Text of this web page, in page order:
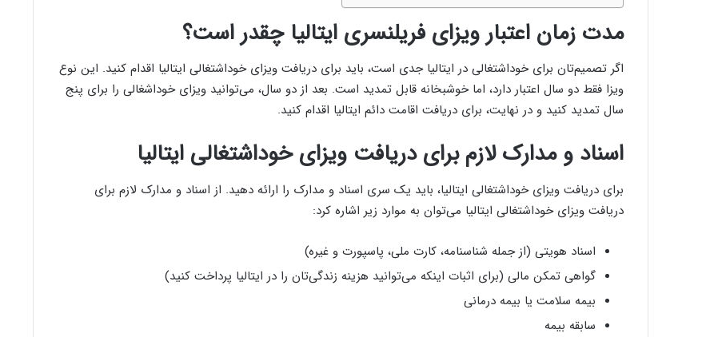
مدت زمان اعتبار ویزای فریلنسری ایتالیا چقدر است؟
اگر تصمیم‌تان برای خوداشتغالی در ایتالیا جدی است، باید برای دریافت ویزای خوداشتغالی ایتالیا اقدام کنید. این نوع
ویزا فقط دو سال اعتبار دارد، اما خوشبخانه قابل تمدید است. بعد از دو سال، می‌توانید ویزای خوداشغالی را برای پنج
سال تمدید کنید و در نهایت، برای دریافت اقامت دائم ایتالیا اقدام کنید.
اسناد و مدارک لازم برای دریافت ویزای خوداشتغالی ایتالیا
برای دریافت ویزای خوداشتغالی ایتالیا، باید یک سری اسناد و مدارک را ارائه دهید. از اسناد و مدارک لازم برای
دریافت ویزای خوداشتغالی ایتالیا می‌توان به موارد زیر اشاره کرد:
اسناد هویتی (از جمله شناسنامه، کارت ملی، پاسپورت و غیره)
گواهی تمکن مالی (برای اثبات اینکه می‌توانید هزینه زندگی‌تان را در ایتالیا پرداخت کنید)
بیمه سلامت یا بیمه درمانی
سابقه بیمه